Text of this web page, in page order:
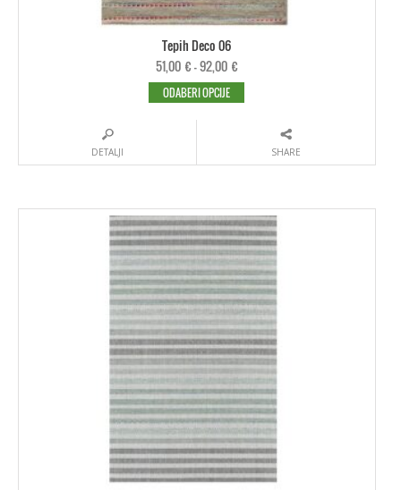
Tepih Deco 06
51,00 €–92,00 €
ODABERI OPCIJE
DETALJI SHARE